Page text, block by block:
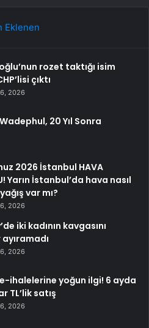
Eklenen
rozet taktığı isim
çıktı
2026
20 Yıl Sonra
2026 İstanbul HAVA
Yarın İstanbul’da hava nasıl
var mı?
2026
iki kadının kavgasını
2026
ihalelerine yoğun ilgi! 6 ayda
TL’lik satış
2026